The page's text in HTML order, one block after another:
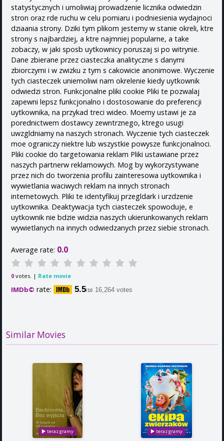
statystycznych i umoliwiaj prowadzenie licznika odwiedzin
stron oraz rde ruchu w celu pomiaru i podniesienia wydajnoci
dziaania strony. Dziki tym plikom jestemy w stanie okreli, ktre
strony s najbardziej, a ktre najmniej popularne, a take
zobaczy, w jaki sposb uytkownicy poruszaj si po witrynie.
Dane zbierane przez ciasteczka analityczne s danymi
zbiorczymi i w zwizku z tym s cakowicie anonimowe. Wyczenie
tych ciasteczek uniemoliwi nam okrelenie kiedy uytkownik
odwiedzi stron. Funkcjonalne pliki cookie Pliki te pozwalaj
zapewni lepsz funkcjonalno i dostosowanie do preferencji
uytkownika, na przykad treci wideo. Moemy ustawi je za
porednictwem dostawcy zewntrznego, ktrego usugi
uwzgldniamy na naszych stronach. Wyczenie tych ciasteczek
moe ograniczy niektre lub wszystkie powysze funkcjonalnoci.
Pliki cookie do targetowania reklam Pliki ustawiane przez
naszych partnerw reklamowych. Mog by wykorzystywane
przez nich do tworzenia profilu zainteresowa uytkownika i
wywietlania waciwych reklam na innych stronach
internetowych. Pliki te identyfikuj przegldark i urzdzenie
uytkownika. Deaktywacja tych ciasteczek spowoduje, e
uytkownik nie bdzie widzia naszych ukierunkowanych reklam
wywietlanych na innych odwiedzanych przez siebie stronach.
Average rate: 0.0
0 votes. | Rate movie
IMDb© rate: 5.5/10 16,264 votes
Similar Movies